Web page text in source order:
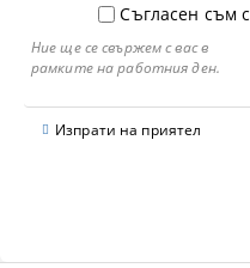
Съгласен съм с
Ние ще се свържем с вас в
рамките на работния ден.
Изпрати на приятел